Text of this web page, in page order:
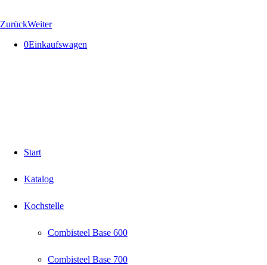
ZurückWeiter
0Einkaufswagen
Start
Katalog
Kochstelle
Combisteel Base 600
Combisteel Base 700